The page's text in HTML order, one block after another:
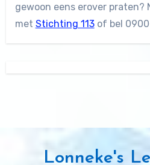
gewoon eens erover praten?
met Stichting 113of bel
Lonneke's